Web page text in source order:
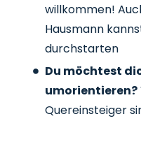
willkommen!
Hausmann
durchstarten
Du möchtest
umorientieren?
Quereinsteiger